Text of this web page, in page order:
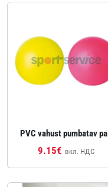
PVC vahust pumbatav pall
9.15€ вкл. НДС